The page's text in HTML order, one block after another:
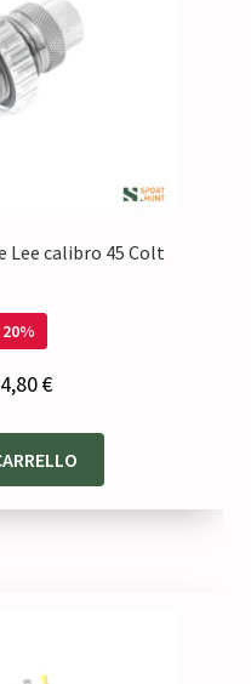
Lee calibro 45 Colt
€Il
attuale
è: